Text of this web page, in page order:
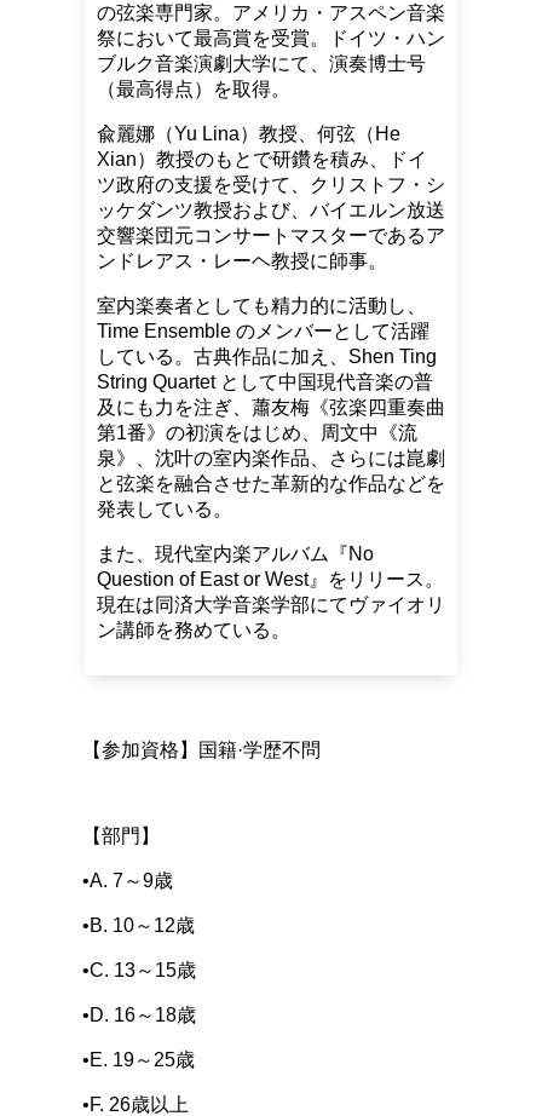
の弦楽専門家。アメリカ・アスペン音楽
祭において最高賞を受賞。ドイツ・ハン
ブルク音楽演劇大学にて、演奏博士号
（最高得点）を取得。
兪麗娜（Yu Lina）教授、何弦（He
Xian）教授のもとで研鑽を積み、ドイ
ツ政府の支援を受けて、クリストフ・シ
ッケダンツ教授および、バイエルン放送
交響楽団元コンサートマスターであるア
ンドレアス・レーヘ教授に師事。
室内楽奏者としても精力的に活動し、
Time Ensemble のメンバーとして活躍
している。古典作品に加え、Shen Ting
String Quartet として中国現代音楽の普
及にも力を注ぎ、蕭友梅《弦楽四重奏曲
第1番》の初演をはじめ、周文中《流
泉》、沈叶の室内楽作品、さらには崑劇
と弦楽を融合させた革新的な作品などを
発表している。
また、現代室内楽アルバム『No
Question of East or West』をリリース。
現在は同済大学音楽学部にてヴァイオリ
ン講師を務めている。
【参加資格】国籍·学歴不問
【部門】
•A. 7～9歳
•B. 10～12歳
•C. 13～15歳
•D. 16～18歳
•E. 19～25歳
•F. 26歳以上